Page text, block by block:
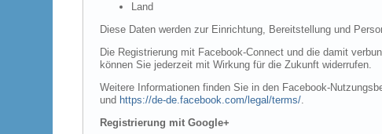
Land
Diese Daten werden zur Einrichtung, Bereitstellung und
Die Registrierung mit Facebook-Connect und die damit
können Sie jederzeit mit Wirkung für die Zukunft widerrufen.
Weitere Informationen finden Sie in den Facebook-
und https://de-de.facebook.com/legal/terms/.
Registrierung mit Google+